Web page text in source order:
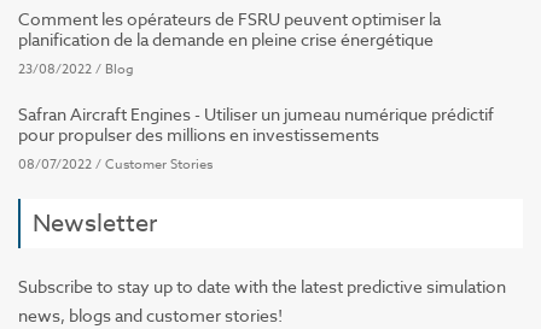
Comment les opérateurs de FSRU peuvent optimiser la
planification de la demande en pleine crise énergétique
23/08/2022/ Blog
Safran Aircraft Engines - Utiliser un jumeau numérique prédictif
pour propulser des millions en investissements
08/07/2022/Customer Stories
Newsletter
Subscribe to stay up to date with the latest predictive simulation
news, blogs and customer stories!